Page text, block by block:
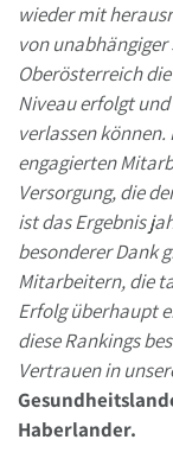
wieder mit
von unabhängiger
Oberösterreich
Niveau erfolgt
verlassen
engagierten
Versorgung, die
ist das Ergebnis
besonderer Dank
Mitarbeitern, die
Erfolg überhaupt
diese Rankings
Vertrauen in
Haberlander.